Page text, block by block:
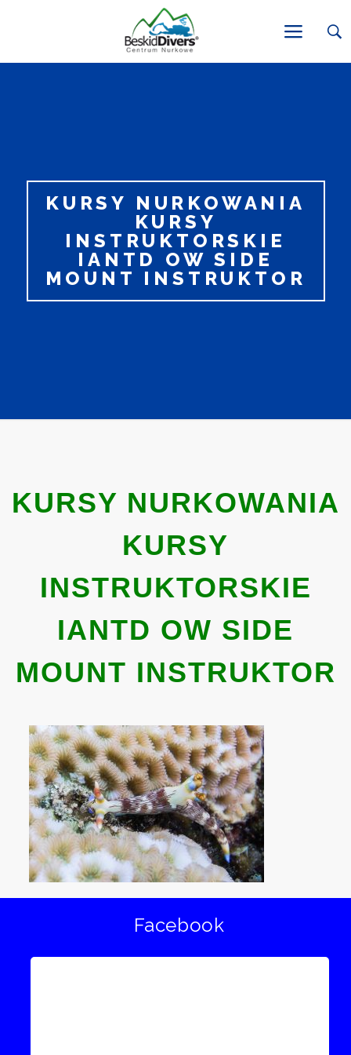
KURSY NURKOWANIA
KURSY
INSTRUKTORSKIE
IANTD OW SIDE
MOUNT INSTRUKTOR
KURSY NURKOWANIA
KURSY
INSTRUKTORSKIE
IANTD OW SIDE
MOUNT INSTRUKTOR
Facebook